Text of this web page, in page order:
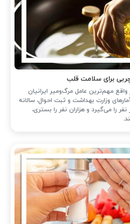
برای سلامت قلب
مهم‌ترین عامل مرگ‌ومیر ایرانیان
وزارت بهداشت و ثبت احوال، سالانه
جان حدود 140هزار نفر را می‌گیرد و هزاران نفر را بستری،